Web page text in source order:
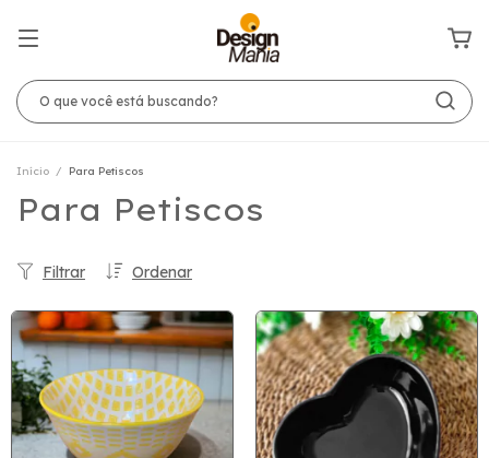
Início / Para Petiscos
Para Petiscos
Ordenar
Filtrar